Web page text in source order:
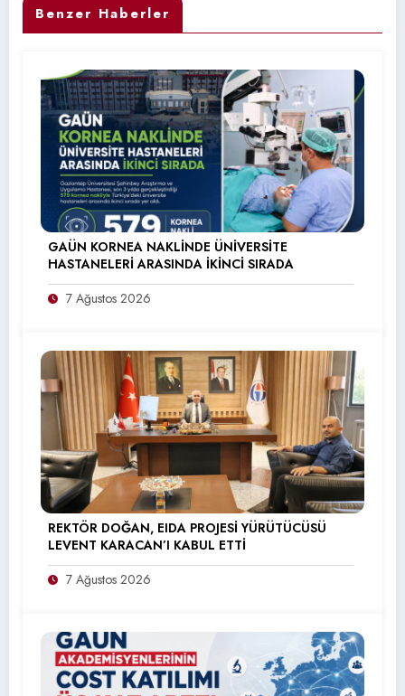
Benzer Haberler
GAÜN KORNEA NAKLİNDE ÜNİVERSİTE
HASTANELERİ ARASINDA İKİNCİ SIRADA
7 Ağustos 2026
REKTÖR DOĞAN, EIDA PROJESİ YÜRÜTÜCÜSÜ
LEVENT KARACAN’I KABUL ETTİ
7 Ağustos 2026